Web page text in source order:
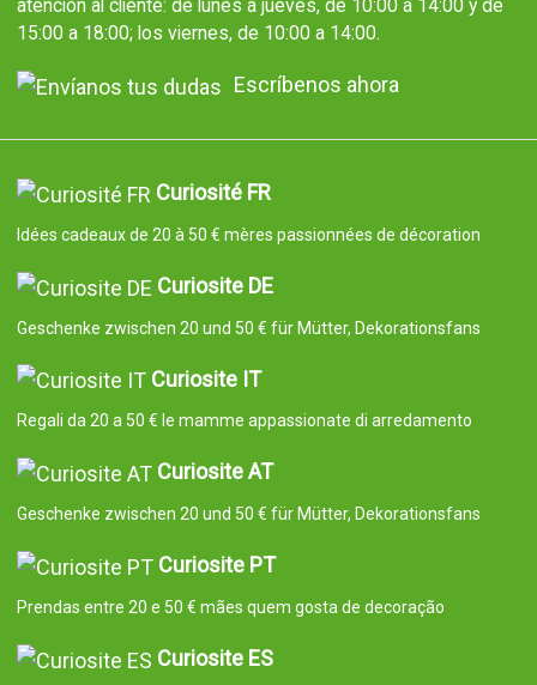
atención al cliente: de lunes a jueves, de 10:00 a 14:00 y de
15:00 a 18:00; los viernes, de 10:00 a 14:00.
Escríbenos ahora
Curiosité FR
Idées cadeaux de 20 à 50 € mères passionnées de décoration
Curiosite DE
Geschenke zwischen 20 und 50 € für Mütter, Dekorationsfans
Curiosite IT
Regali da 20 a 50 € le mamme appassionate di arredamento
Curiosite AT
Geschenke zwischen 20 und 50 € für Mütter, Dekorationsfans
Curiosite PT
Prendas entre 20 e 50 € mães quem gosta de decoração
Curiosite ES